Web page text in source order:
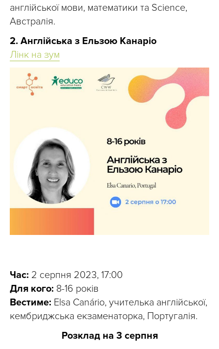
англійської мови, математики та Science,
Австралія.
2. Англійська з Ельзою Канаріо
Лінк на зум
Час: 2 серпня 2023, 17:00
Для кого: 8-16 років
Вестиме: Elsa Canário, учителька англійської,
кембриджська екзаменаторка, Португалія.
Розклад на 3 серпня